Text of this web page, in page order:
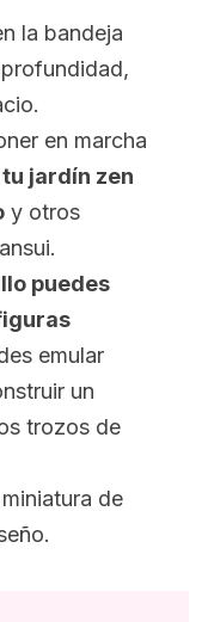
la bandeja
en marcha
jardín zen
y otros
.
puedes
emular
un
trozos de
de